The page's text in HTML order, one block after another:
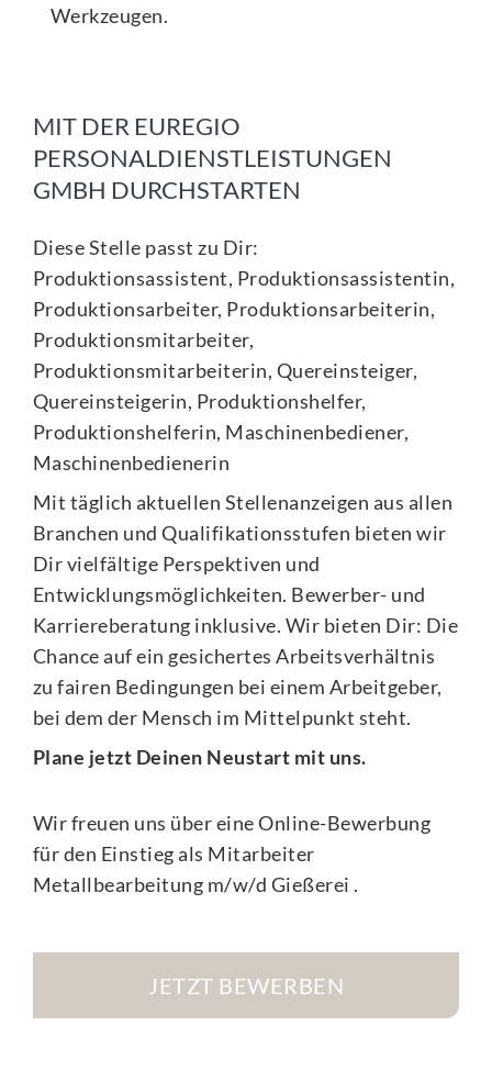
Werkzeugen.
MIT DER EUREGIO
PERSONALDIENSTLEISTUNGEN
GMBH DURCHSTARTEN
Diese Stelle passt zu Dir:
Produktionsassistent, Produktionsassistentin,
Produktionsarbeiter, Produktionsarbeiterin,
Produktionsmitarbeiter,
Produktionsmitarbeiterin, Quereinsteiger,
Quereinsteigerin, Produktionshelfer,
Produktionshelferin, Maschinenbediener,
Maschinenbedienerin
Mit täglich aktuellen Stellenanzeigen aus allen
Branchen und Qualifikationsstufen bieten wir
Dir vielfältige Perspektiven und
Entwicklungsmöglichkeiten. Bewerber- und
Karriereberatung inklusive. Wir bieten Dir: Die
Chance auf ein gesichertes Arbeitsverhältnis
zu fairen Bedingungen bei einem Arbeitgeber,
bei dem der Mensch im Mittelpunkt steht.
Plane jetzt Deinen Neustart mit uns.
Wir freuen uns über eine Online-Bewerbung
für den Einstieg als Mitarbeiter
Metallbearbeitung m/w/d Gießerei .
JETZT BEWERBEN